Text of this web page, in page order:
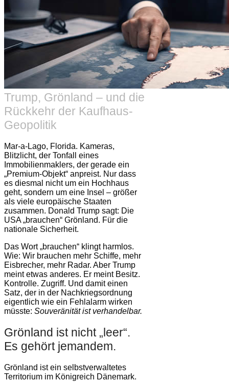
Trump, Grönland – und die
Rückkehr der Kaufhaus-
Geopolitik
Mar-a-Lago, Florida. Kameras,
Blitzlicht, der Tonfall eines
Immobilienmaklers, der gerade ein
„Premium-Objekt“ anpreist. Nur dass
es diesmal nicht um ein Hochhaus
geht, sondern um eine Insel – größer
als viele europäische Staaten
zusammen. Donald Trump sagt: Die
USA „brauchen“ Grönland. Für die
nationale Sicherheit.
Das Wort „brauchen“ klingt harmlos.
Wie: Wir brauchen mehr Schiffe, mehr
Eisbrecher, mehr Radar. Aber Trump
meint etwas anderes. Er meint Besitz.
Kontrolle. Zugriff. Und damit einen
Satz, der in der Nachkriegsordnung
eigentlich wie ein Fehlalarm wirken
müsste: Souveränität ist verhandelbar.
Grönland ist nicht „leer“.
Es gehört jemandem.
Grönland ist ein selbstverwaltetes
Territorium im Königreich Dänemark.